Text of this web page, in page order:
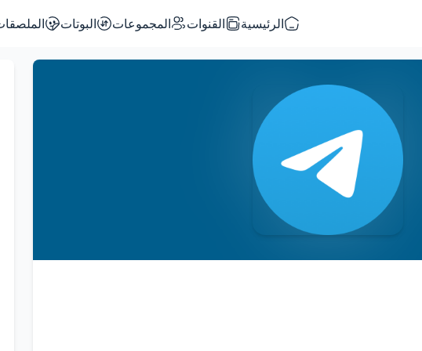
الرئيسية القنوات المجموعات البوتات